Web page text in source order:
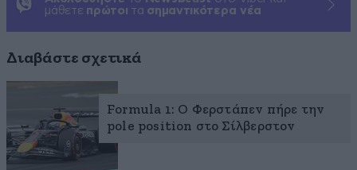
μάθετε πρώτοι τα σημαντικότερα νέα
Διαβάστε σχετικά
Formula 1: Ο Φερστάπεν πήρε την
pole position στο Σίλβερστον